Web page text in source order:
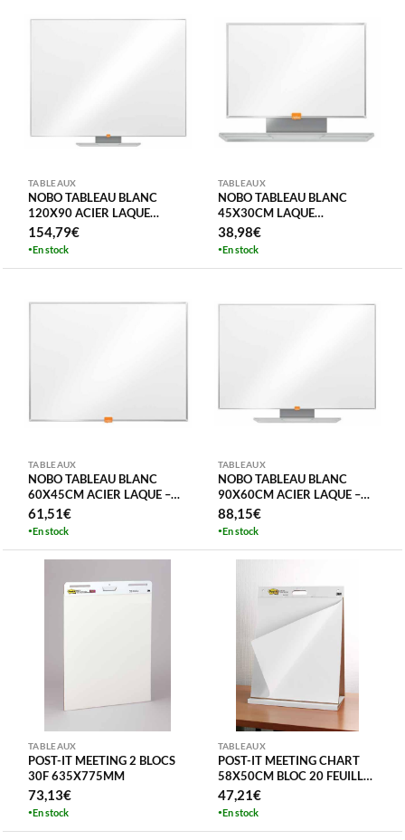
TABLEAUX
NOBO TABLEAU BLANC
120X90 ACIER LAQUE
MAGNETIQUE 1905217
154,79€
En stock
TABLEAUX
NOBO TABLEAU BLANC
45X30CM LAQUE
MAGNETIQUE ACIER LAQUE
1905215
38,98€
En stock
TABLEAUX
NOBO TABLEAU BLANC
60X45CM ACIER LAQUE –
MAGNETIQUE 1905216
61,51€
En stock
TABLEAUX
NOBO TABLEAU BLANC
90X60CM ACIER LAQUE –
MAGNETIQUE PAS LIVRABLE
PAR TRANSPORTEUR
88,15€
En stock
TABLEAUX
POST-IT MEETING 2 BLOCS
30F 635X775MM
73,13€
En stock
TABLEAUX
POST-IT MEETING CHART
58X50CM BLOC 20 FEUILLES
508X584MM 20F
47,21€
En stock